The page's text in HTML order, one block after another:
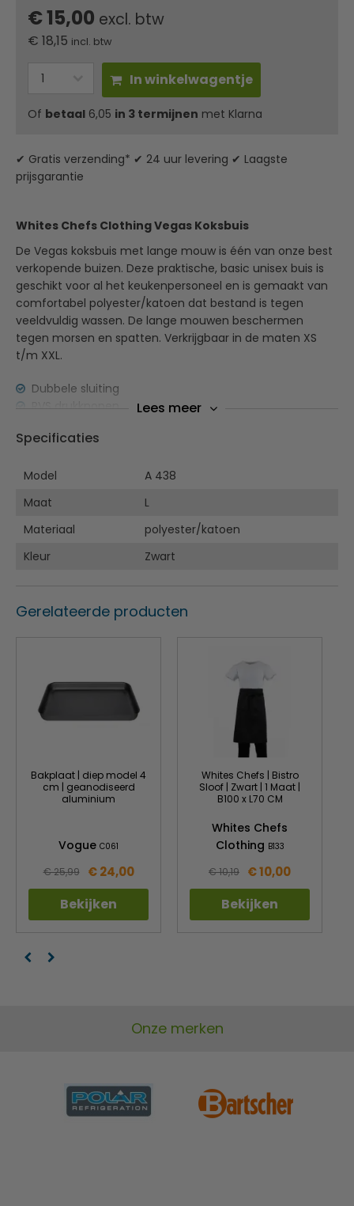
€ 15,00 excl. btw
€ 18,15 incl. btw
In winkelwagentje
Of betaal 6,05 in 3 termijnen met Klarna
✔ Gratis verzending* ✔ 24 uur levering ✔ Laagste
prijsgarantie
Whites Chefs Clothing Vegas Koksbuis
De Vegas koksbuis met lange mouw is één van onze best
verkopende buizen. Deze praktische, basic unisex buis is
geschikt voor al het keukenpersoneel en is gemaakt van
comfortabel polyester/katoen dat bestand is tegen
veeldvuldig wassen. De lange mouwen beschermen
tegen morsen en spatten. Verkrijgbaar in de maten XS
t/m XXL.
Dubbele sluiting
Geschikt voor chemisch reinigen
Thermometerzakje op linkermouw
Lees meer
Specificaties
Model
A 438
Maat
L
Materiaal
polyester/katoen
Kleur
Zwart
Gerelateerde producten
Bakplaat | diep model 4
cm | geanodiseerd
aluminium
Vogue C061
€ 25,99 € 24,00
Bekijken
Whites Chefs | Bistro
Sloof | Zwart | 1 Maat |
B100 x L70 CM
Whites Chefs
Clothing B133
€ 10,19 € 10,00
Bekijken
Onze merken